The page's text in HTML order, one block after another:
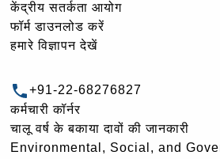
केंद्रीय सतर्कता आयोग
फॉर्म डाउनलोड करें
हमारे विज्ञापन देखें
+91-22-68276827
कर्मचारी कॉर्नर
चालू वर्ष के बकाया दावों की जानकारी
Environmental, Social, and